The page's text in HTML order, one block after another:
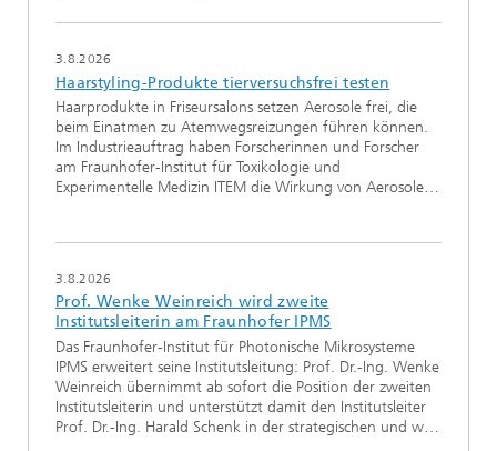
3.8.2026
Haarstyling-Produkte tierversuchsfrei testen
Haarprodukte in Friseursalons setzen Aerosole frei, die
beim Einatmen zu Atemwegsreizungen führen können.
Im Industrieauftrag haben Forscherinnen und Forscher
am Fraunhofer-Institut für Toxikologie und
Experimentelle Medizin ITEM die Wirkung von Aerosole…
3.8.2026
Prof. Wenke Weinreich wird zweite
Institutsleiterin am Fraunhofer IPMS
Das Fraunhofer-Institut für Photonische Mikrosysteme
IPMS erweitert seine Institutsleitung: Prof. Dr.-Ing. Wenke
Weinreich übernimmt ab sofort die Position der zweiten
Institutsleiterin und unterstützt damit den Institutsleiter
Prof. Dr.-Ing. Harald Schenk in der strategischen und w…